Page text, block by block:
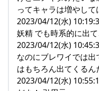
ってキャラは増やし
2023/04/12(水)
妖精 でも時系的に出
2023/04/12(水)
なのにブレワイでは
はもちろん出てくる
2023/04/12(水)